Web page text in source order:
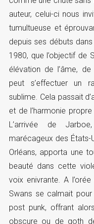
auteur, celui-ci nous
tumultueuse et
depuis ses débuts
1980, que l’objectif de
élévation de l’âme,
peut s’effectuer un
sublime. Cela passait
et de l’harmonie
L’arrivée de
marécageux des
Orléans, apporta une
beauté dans cette
voix enivrante. A
Swans se calmait
post punk, offrant
obscure ou de goth